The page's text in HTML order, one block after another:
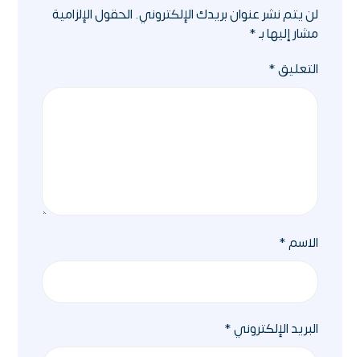
لن يتم نشر عنوان بريدك الإلكتروني.الحقول الإلزامية
مشار إليها بـ*
التعليق*
الاسم*
البريد الإلكتروني*